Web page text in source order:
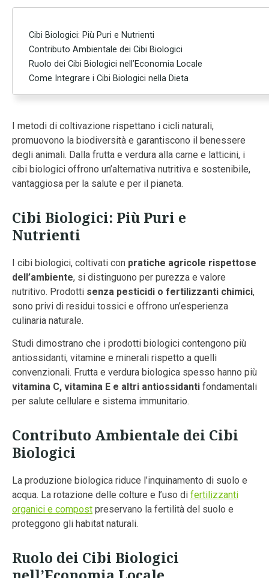
Cibi Biologici: Più Puri e Nutrienti
Contributo Ambientale dei Cibi Biologici
Ruolo dei Cibi Biologici nell’Economia Locale
Come Integrare i Cibi Biologici nella Dieta
I metodi di coltivazione rispettano i cicli naturali,
promuovono la biodiversità e garantiscono il benessere
degli animali. Dalla frutta e verdura alla carne e latticini, i
cibi biologici offrono un’alternativa nutritiva e sostenibile,
vantaggiosa per la salute e per il pianeta.
Cibi Biologici: Più Puri e
Nutrienti
I cibi biologici, coltivati con pratiche agricole rispettose
dell’ambiente, si distinguono per purezza e valore
nutritivo. Prodotti senza pesticidi o fertilizzanti chimici,
sono privi di residui tossici e offrono un’esperienza
culinaria naturale.
Studi dimostrano che i prodotti biologici contengono più
antiossidanti, vitamine e minerali rispetto a quelli
convenzionali. Frutta e verdura biologica spesso hanno più
vitamina C, vitamina E e altri antiossidanti fondamentali
per salute cellulare e sistema immunitario.
Contributo Ambientale dei Cibi
Biologici
La produzione biologica riduce l’inquinamento di suolo e
acqua. La rotazione delle colture e l’uso di fertilizzanti
organici e compost preservano la fertilità del suolo e
proteggono gli habitat naturali.
Ruolo dei Cibi Biologici